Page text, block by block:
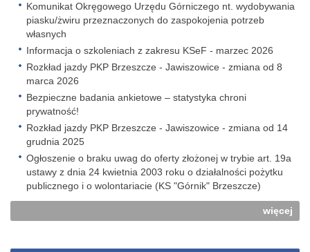
Komunikat Okręgowego Urzędu Górniczego nt. wydobywania
piasku/żwiru przeznaczonych do zaspokojenia potrzeb
własnych
Informacja o szkoleniach z zakresu KSeF - marzec 2026
Rozkład jazdy PKP Brzeszcze - Jawiszowice - zmiana od 8
marca 2026
Bezpieczne badania ankietowe – statystyka chroni
prywatność!
Rozkład jazdy PKP Brzeszcze - Jawiszowice - zmiana od 14
grudnia 2025
Ogłoszenie o braku uwag do oferty złożonej w trybie art. 19a
ustawy z dnia 24 kwietnia 2003 roku o działalności pożytku
publicznego i o wolontariacie (KS "Górnik" Brzeszcze)
więcej